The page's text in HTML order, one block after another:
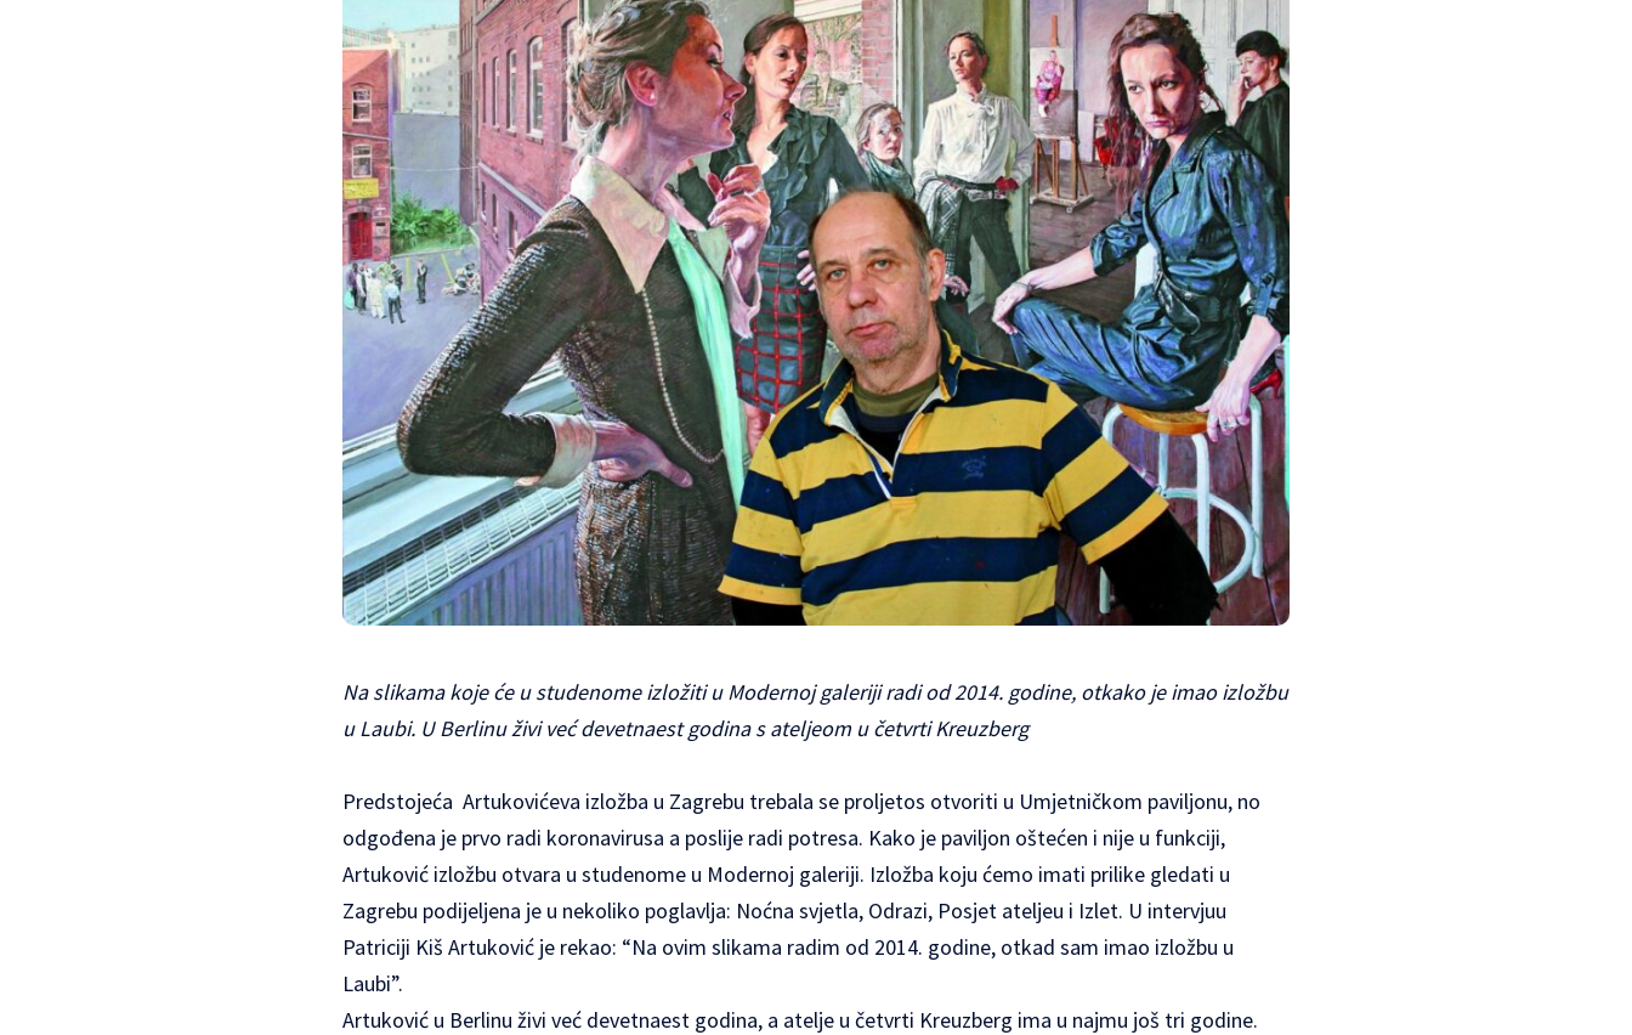
Na slikama koje će u studenome izložiti u Modernoj galeriji radi od 2014. godine, otkako je imao izložbu
u Laubi. U Berlinu živi već devetnaest godina s ateljeom u četvrti Kreuzberg
Predstojeća Artukovićeva izložba u Zagrebu trebala se proljetos otvoriti u Umjetničkom paviljonu, no
odgođena je prvo radi koronavirusa a poslije radi potresa. Kako je paviljon oštećen i nije u funkciji,
Artuković izložbu otvara u studenome u Modernoj galeriji. Izložba koju ćemo imati prilike gledati u
Zagrebu podijeljena je u nekoliko poglavlja: Noćna svjetla, Odrazi, Posjet ateljeu i Izlet. U intervjuu
Patriciji Kiš Artuković je rekao: “Na ovim slikama radim od 2014. godine, otkad sam imao izložbu u
Laubi”.
Artuković u Berlinu živi već devetnaest godina, a atelje u četvrti Kreuzberg ima u najmu još tri godine.